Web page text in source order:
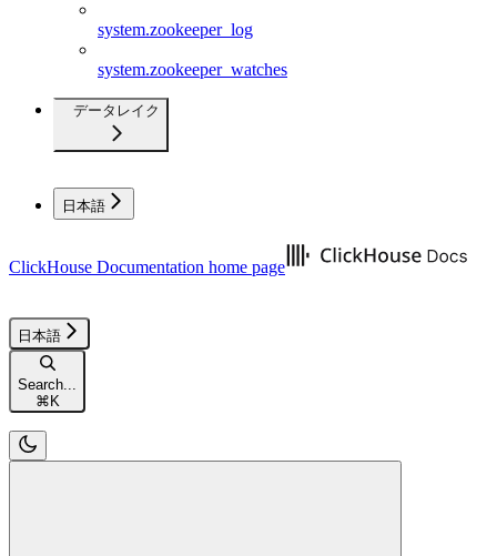
system.zookeeper_log
system.zookeeper_watches
データレイク
日本語
ClickHouse Documentation home page
日本語
Search...
⌘K